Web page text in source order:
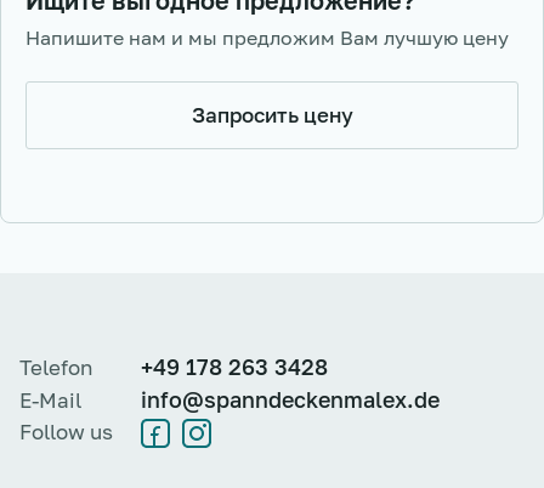
Напишите нам и мы предложим Вам лучшую цену
Запросить цену
Telefon +49 178 263 3428
E-Mail info@spanndeckenmalex.de
Follow us